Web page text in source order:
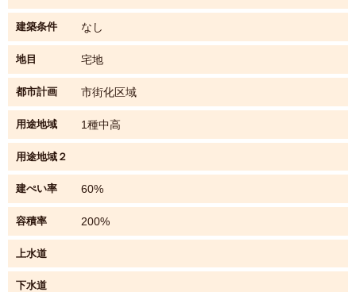
建築条件 なし
地目 宅地
都市計画 市街化区域
用途地域 1種中高
用途地域２
建ぺい率 60%
容積率 200%
上水道
下水道